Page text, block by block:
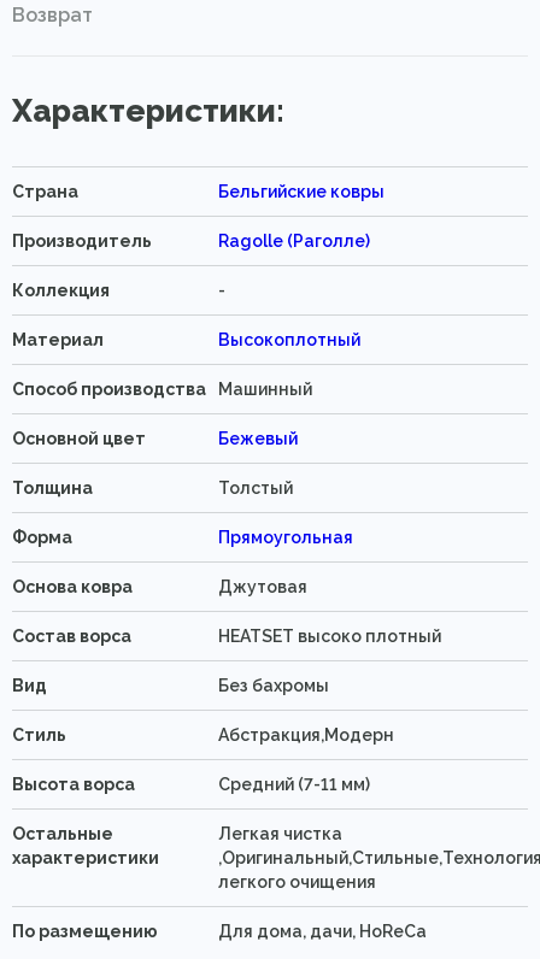
Возврат
Характеристики:
Страна Бельгийские ковры
Производитель Ragolle (Раголле)
Коллекция -
Материал Высокоплотный
Способ производства Машинный
Основной цвет Бежевый
Толщина Толстый
Форма Прямоугольная
Основа ковра Джутовая
Состав ворса HEATSET высоко плотный
Вид Без бахромы
Стиль Абстракция,Модерн
Высота ворса Средний (7-11 мм)
Остальные
характеристики
Легкая чистка
легкого очищения
По размещению Для дома, дачи, HoReCa